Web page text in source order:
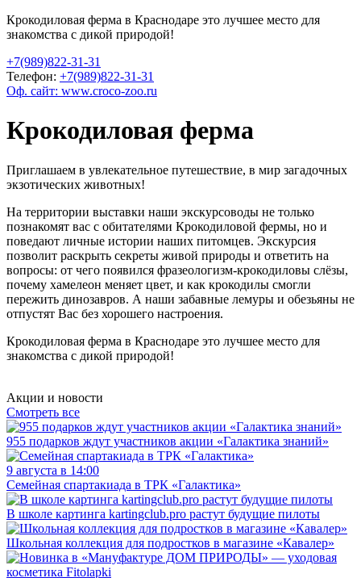
Крокодиловая ферма в Краснодаре это лучшее место для
знакомства с дикой природой!
+7(989)822-31-31
Телефон: +7(989)822-31-31
Оф. сайт: www.croco-zoo.ru
Крокодиловая ферма
Приглашаем в увлекательное путешествие, в мир загадочных
экзотических животных!
На территории выставки наши экскурсоводы не только
познакомят вас с обитателями Крокодиловой фермы, но и
поведают личные истории наших питомцев. Экскурсия
позволит раскрыть секреты живой природы и ответить на
вопросы: от чего появился фразеологизм-крокодиловы слёзы,
почему хамелеон меняет цвет, и как крокодилы смогли
пережить динозавров. А наши забавные лемуры и обезьяны не
отпустят Вас без хорошего настроения.
Крокодиловая ферма в Краснодаре это лучшее место для
знакомства с дикой природой!
Акции и новости
Смотреть все
955 подарков ждут участников акции «Галактика знаний»
9 августа в 14:00
Семейная спартакиада в ТРК «Галактика»
В школе картинга kartingclub.pro растут будущие пилоты
Школьная коллекция для подростков в магазине «Кавалер»